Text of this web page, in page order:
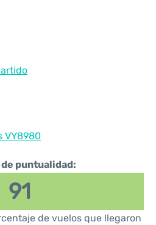
VY8980
puntualidad:
91
de vuelos que llegaron